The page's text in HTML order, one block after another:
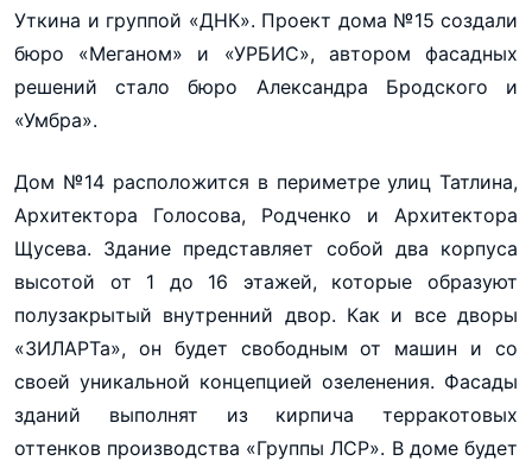
Уткина и группой «ДНК». Проект дома №15 создали
бюро «Меганом» и «УРБИС», автором фасадных
решений стало бюро Александра Бродского и
«Умбра».
Дом №14 расположится в периметре улиц Татлина,
Архитектора Голосова, Родченко и Архитектора
Щусева. Здание представляет собой два корпуса
высотой от 1 до 16 этажей, которые образуют
полузакрытый внутренний двор. Как и все дворы
«ЗИЛАРТа», он будет свободным от машин и со
своей уникальной концепцией озеленения. Фасады
зданий выполнят из кирпича терракотовых
оттенков производства «Группы ЛСР». В доме будет